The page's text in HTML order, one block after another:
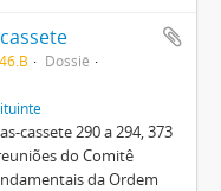
Dossiê
cassete 290 a 294, 373
do Comitê
da Ordem